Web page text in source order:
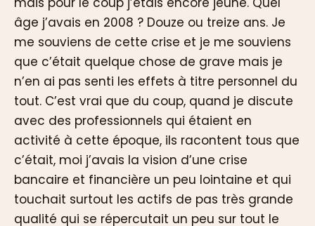
âge j’avais en 2008 ? Douze ou treize ans. Je
me souviens de cette crise et je me souviens
que c’était quelque chose de grave mais je
n’en ai pas senti les effets à titre personnel du
tout. C’est vrai que du coup, quand je discute
avec des professionnels qui étaient en
activité à cette époque, ils racontent tous que
c’était, moi j’avais la vision d’une crise
bancaire et financière un peu lointaine et qui
touchait surtout les actifs de pas très grande
qualité qui se répercutait un peu sur tout le